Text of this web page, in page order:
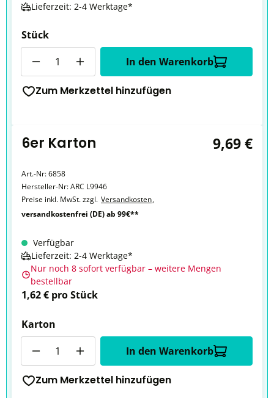
Lieferzeit: 2-4 Werktage*
Stück
In den Warenkorb
Zum Merkzettel hinzufügen
6er Karton 9,69 €
Art.-Nr:6858
Hersteller-Nr:ARC L9946
Preise inkl. MwSt. zzgl. Versandkosten,
versandkostenfrei (DE) ab 99€**
Verfügbar
Lieferzeit: 2-4 Werktage*
Nur noch 8 sofort verfügbar – weitere Mengen
bestellbar
1,62 € pro Stück
Karton
In den Warenkorb
Zum Merkzettel hinzufügen